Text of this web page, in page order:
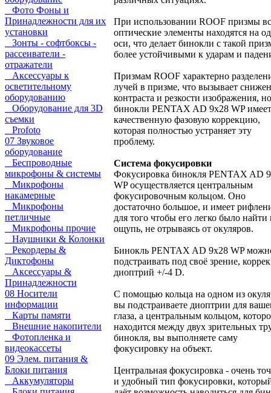
Фото Фоны и
Принадлежности для их
установки
Зонты - софтбоксы -
рассеиватели -
отражатели
Аксессуары к
осветительному
оборудованию
Оборудование для 3D
съемки
Profoto
07 Звуковое
оборудование
Беспроводные
микрофоны & системы
Микрофоны
накамерные
Микрофоны
петличные
Микрофоны прочие
Наушники & Колонки
Рекордеры &
Диктофоны
Аксессуары &
Принадлежности
08 Носители
информации
Карты памяти
Внешние накопители
Фотопленка и
видеокассеты
09 Элем. питания &
Блоки питания
Аккумуляторы
При использовании ROOF призмы
оптические элементы находятся на
оси, что делает бинокли с такой
более устойчивыми к ударам и
Призмам ROOF характерно
лучей в призме, что вызывает
контраста и резкости изображения, но
бинокли PENTAX AD 9x28 WP имеет
качественную фазовую коррекцию,
которая полностью устраняет эту
проблему.
Система фокусировки
Фокусировка бинокля PENTAX AD
WP осуществляется центральным
фокусировочным кольцом. Оно
достаточно большое, и имеет
для того чтобы его легко было найти
ощупь, не отрываясь от окуляров.
Бинокль PENTAX AD 9x28 WP
подстраивать под своё зрение,
диоптрий +/-4 D.
С помощью кольца на одном из
вы подстраиваете диоптрии для
глаза, а центральным кольцом,
находится между двух зрительных
бинокля, вы выполняете саму
фокусировку на объект.
Центральная фокусировка - очень
и удобный тип фокусировки,